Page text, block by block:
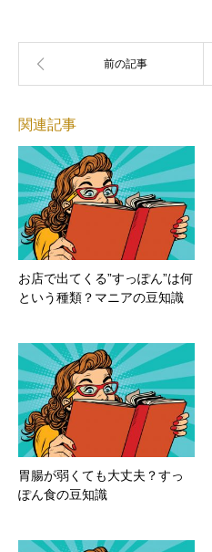
関連記事
お店で出てくる”すっぽん”は何
という種類？マニアの豆知識
胃腸が弱くても大丈夫？すっ
ぽん食の豆知識